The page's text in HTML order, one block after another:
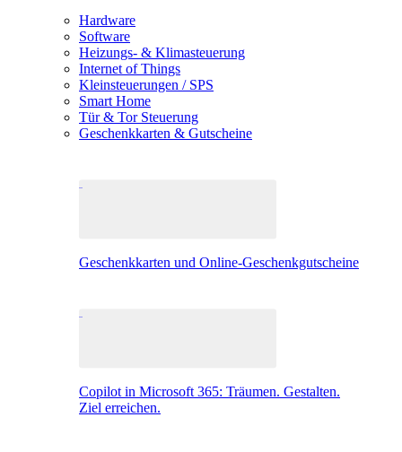
Hardware
Software
Heizungs- & Klimasteuerung
Internet of Things
Kleinsteuerungen / SPS
Smart Home
Tür & Tor Steuerung
Geschenkkarten & Gutscheine
Geschenkkarten und Online-Geschenkgutscheine
Copilot in Microsoft 365: Träumen. Gestalten.
Ziel erreichen.